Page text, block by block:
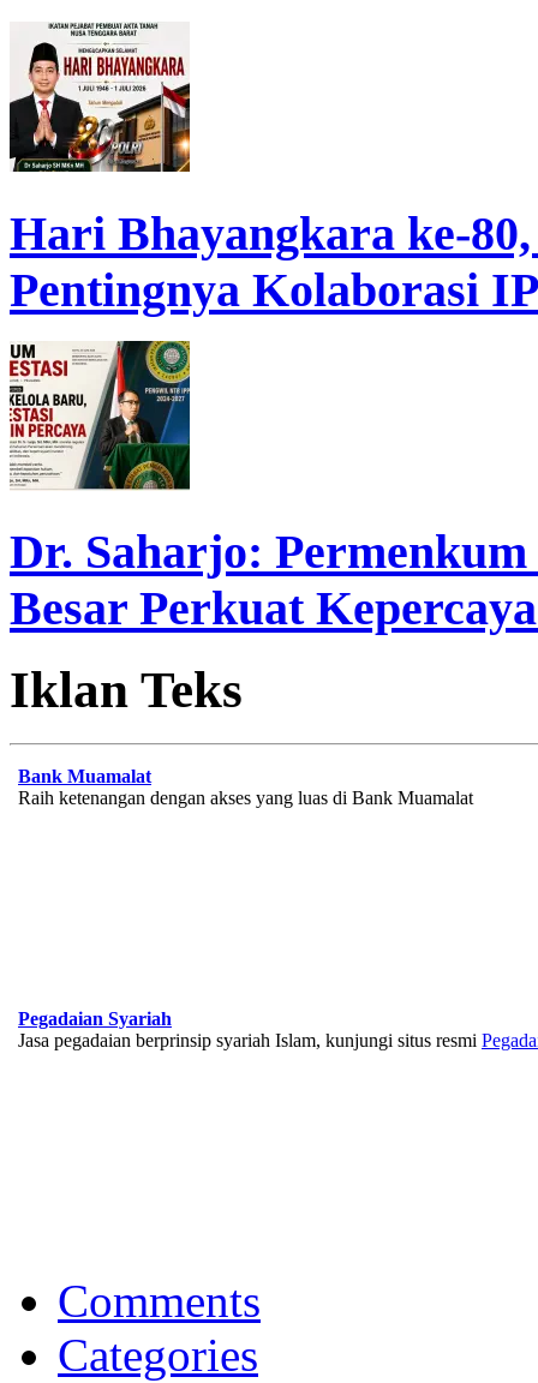
Hari Bhayangkara ke-
Pentingnya Kolaborasi
Dr. Saharjo:
Besar Perkuat
Iklan Teks
Bank Muamalat
Raih ketenangan dengan akses yang luas di Bank Muamalat
Pegadaian Syariah
Jasa pegadaian berprinsip syariah Islam, kunjungi situs resmi
Memberikan yang terbaik sesuai kaidah Islam, kunjungi situs resmi
Comments
Categories